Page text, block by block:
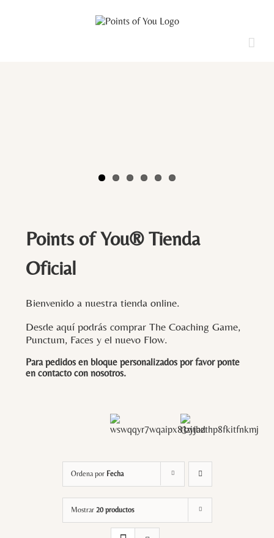
Points of You® Tienda
Oficial
Bienvenido a nuestra tienda online.
Desde aquí podrás comprar The Coaching Game,
Punctum, Faces y el nuevo Flow.
Para pedidos en bloque personalizados por favor ponte
en contacto con nosotros.
Ordena por Fecha
Mostrar 20 productos